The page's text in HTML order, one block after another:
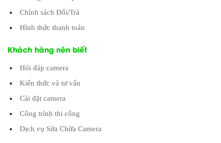
Chính sách Đổi/Trả
Hình thức thanh toán
Khách hàng nên biết
Hỏi đáp camera
Kiến thức và tư vấn
Cài đặt camera
Công trình thi công
Dịch vụ Sửa Chữa Camera